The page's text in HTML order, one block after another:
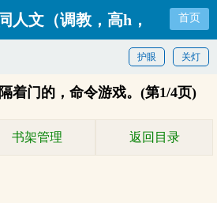
人文（调教，高h， 首页
关灯
护眼
门的，命令游戏。(第1/4页)
书架管理 返回目录